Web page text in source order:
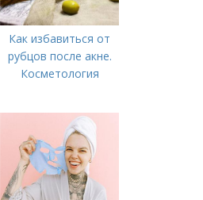
Как избавиться от
рубцов после акне.
Косметология